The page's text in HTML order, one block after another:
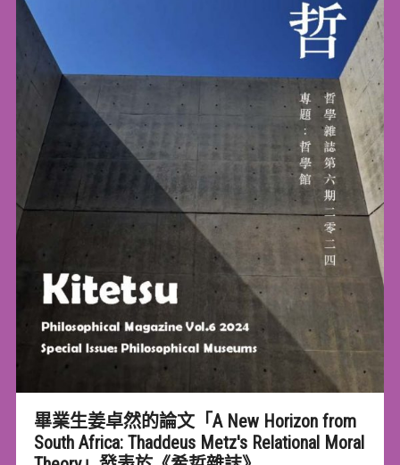
畢業生姜卓然的論文「A New Horizon from
South Africa: Thaddeus Metz's Relational Moral